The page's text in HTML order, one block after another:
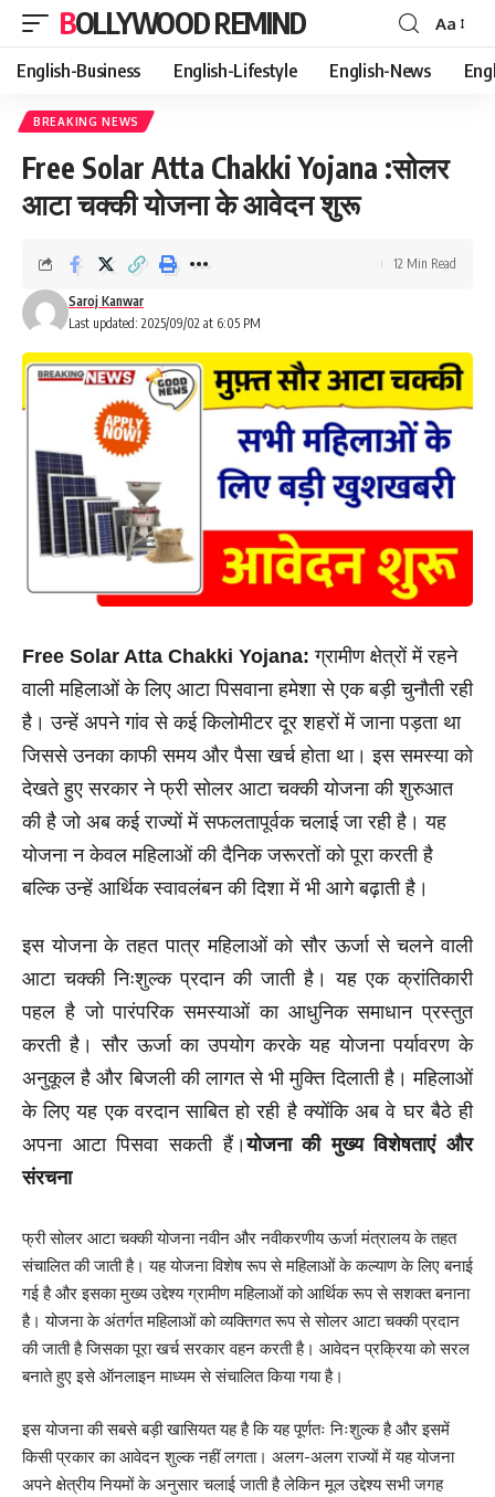
BOLLYWOOD REMIND
Font
Resizer
Aa
English-Business English-Lifestyle English-News
BREAKING NEWS
Free Solar Atta Chakki Yojana :सोलर
आटा चक्की योजना के आवेदन शुरू
Last updated: 2025/09/02 at 6:05 PM
Saroj Kanwar
12 Min Read
Free Solar Atta Chakki Yojana:ग्रामीण क्षेत्रों में रहने
वाली महिलाओं के लिए आटा पिसवाना हमेशा से एक बड़ी चुनौती रही
है। उन्हें अपने गांव से कई किलोमीटर दूर शहरों में जाना पड़ता था
जिससे उनका काफी समय और पैसा खर्च होता था। इस समस्या को
देखते हुए सरकार ने फ्री सोलर आटा चक्की योजना की शुरुआत
की है जो अब कई राज्यों में सफलतापूर्वक चलाई जा रही है। यह
योजना न केवल महिलाओं की दैनिक जरूरतों को पूरा करती है
बल्कि उन्हें आर्थिक स्वावलंबन की दिशा में भी आगे बढ़ाती है।
इस योजना के तहत पात्र महिलाओं को सौर ऊर्जा से चलने वाली
आटा चक्की निःशुल्क प्रदान की जाती है। यह एक क्रांतिकारी
पहल है जो पारंपरिक समस्याओं का आधुनिक समाधान प्रस्तुत
करती है। सौर ऊर्जा का उपयोग करके यह योजना पर्यावरण के
अनुकूल है और बिजली की लागत से भी मुक्ति दिलाती है। महिलाओं
के लिए यह एक वरदान साबित हो रही है क्योंकि अब वे घर बैठे ही
अपना आटा पिसवा सकती हैं।योजना की मुख्य विशेषताएं और
संरचना
फ्री सोलर आटा चक्की योजना नवीन और नवीकरणीय ऊर्जा मंत्रालय के तहत
संचालित की जाती है। यह योजना विशेष रूप से महिलाओं के कल्याण के लिए बनाई
गई है और इसका मुख्य उद्देश्य ग्रामीण महिलाओं को आर्थिक रूप से सशक्त बनाना
है। योजना के अंतर्गत महिलाओं को व्यक्तिगत रूप से सोलर आटा चक्की प्रदान
की जाती है जिसका पूरा खर्च सरकार वहन करती है। आवेदन प्रक्रिया को सरल
बनाते हुए इसे ऑनलाइन माध्यम से संचालित किया गया है।
इस योजना की सबसे बड़ी खासियत यह है कि यह पूर्णतः निःशुल्क है और इसमें
किसी प्रकार का आवेदन शुल्क नहीं लगता। अलग-अलग राज्यों में यह योजना
अपने क्षेत्रीय नियमों के अनुसार चलाई जाती है लेकिन मूल उद्देश्य सभी जगह